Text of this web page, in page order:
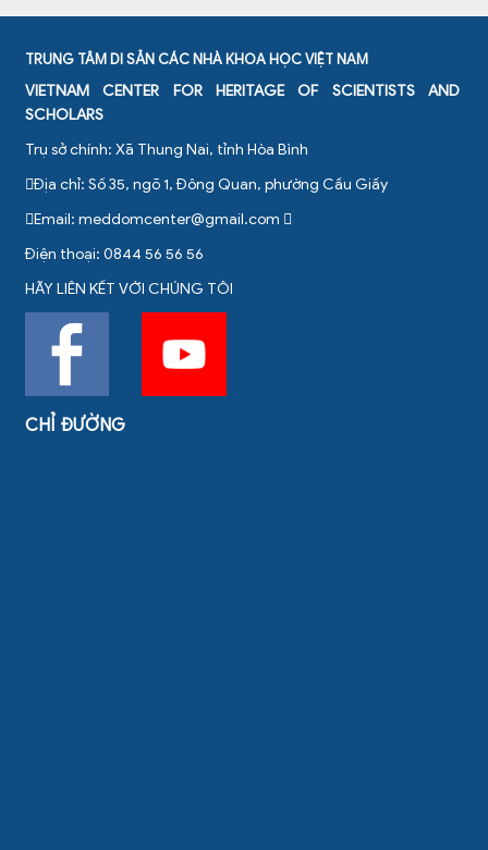
TRUNG TÂM DI SẢN CÁC NHÀ KHOA HỌC VIỆT NAM
VIETNAM CENTER FOR HERITAGE OF SCIENTISTS AND
SCHOLARS
Trụ sở chính: Xã Thung Nai, tỉnh Hòa Bình
Địa chỉ: Số 35, ngõ 1, Đông Quan, phường Cầu Giấy
Email: meddomcenter@gmail.com
Điện thoại: 0844 56 56 56
HÃY LIÊN KẾT VỚI CHÚNG TÔI
CHỈ ĐƯỜNG